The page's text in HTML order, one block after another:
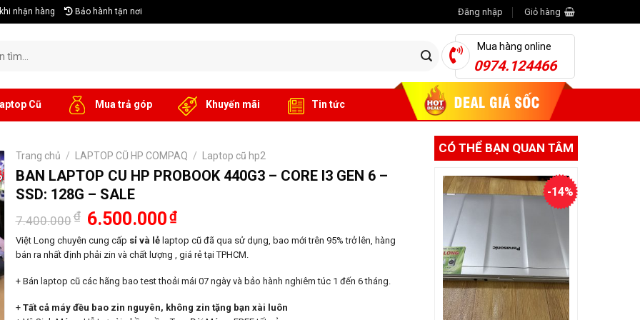
nhận hàng Bảo hành tận nơi Đăng nhập Giỏ hàng
Mua hàng online
0974.124466
Cũ Mua trả góp Khuyến mãi Tin tức
CÓ THỂ BẠN QUAN TÂM
-14%
Trang chủ / LAPTOP CŨ HP COMPAQ / Laptop cũ hp2
BAN LAPTOP CU HP PROBOOK 440G3 – CORE I3 GEN 6 –
SSD: 128G – SALE
7.400.000₫ Giá
gốc
là:
7.400.000₫.
6.500.000₫Giá
hiện
tại
là:
6.500.000₫.
Việt Long chuyên cung cấp sỉ và lẻlaptop cũ đã qua sử dụng, bao mới trên 95% trở lên, hàng
bán ra nhất định phải zin và chất lượng , giá rẻ tại TPHCM.
+ Bán laptop cũ các hãng bao test thoải mái 07 ngày và bảo hành nghiêm túc 1 đến 6 tháng.
+ Tất cả máy đều bao zin nguyên, không zin tặng bạn xài luôn